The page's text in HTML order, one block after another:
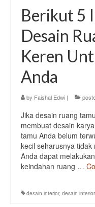
Berikut 5
Desain
Keren
Anda
by Faishal Edwi |
Jika desain ruang
membuat desain
tamu Anda belum
kecil seharusnya
Anda dapat
keindahan ruang …
desain interior, desain